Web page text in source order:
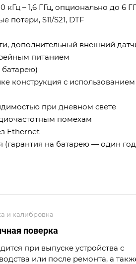
– 1,6 ГГц, опционально до 6
S11/S21, DTF
дополнительный внешний
питанием
батарею)
конструкция с
при дневном свете
помехам
Ethernet
(гарантия на батарею — один
и калибровка
поверка
при выпуске устройства с
или после ремонта, а